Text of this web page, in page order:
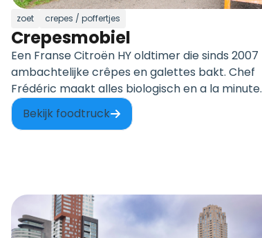
zoet crepes / poffertjes
Crepesmobiel
Een Franse Citroën HY oldtimer die sinds 2007
ambachtelijke crêpes en galettes bakt. Chef
Frédéric maakt alles biologisch en a la minute.
Bekijk foodtruck